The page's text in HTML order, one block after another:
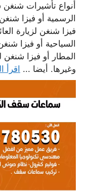
أنواع تأشيرات
الرسمية أو فيزا
فيزا شنغن لزيارة
السياحية أو فيزا
المطار أو فيزا شنغن
وغيرها. أيضا ...
اقرأ